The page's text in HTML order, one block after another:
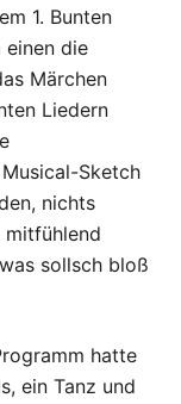
1. Bunten
einen die
Märchen
Liedern
Sketch
nichts
mitfühlend
sollsch bloß
hatte
ein Tanz und